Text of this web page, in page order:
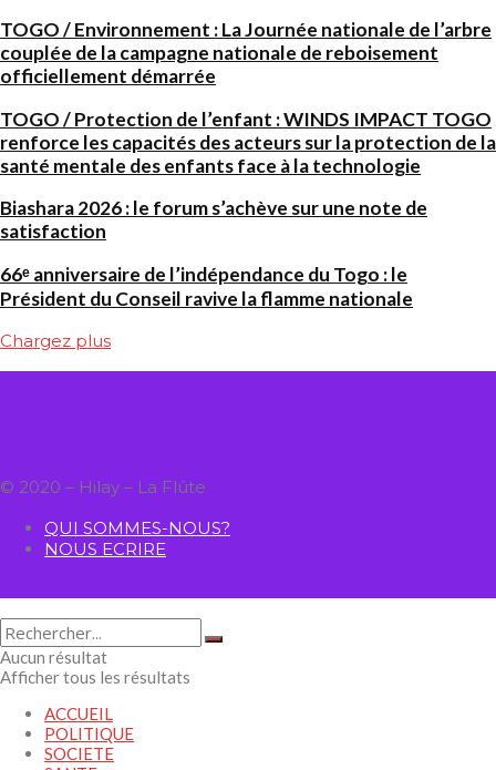
TOGO / Environnement : La Journée nationale de l’arbre
couplée de la campagne nationale de reboisement
officiellement démarrée
TOGO / Protection de l’enfant : WINDS IMPACT TOGO
renforce les capacités des acteurs sur la protection de la
santé mentale des enfants face à la technologie
Biashara 2026 : le forum s’achève sur une note de
satisfaction
66ᵉ anniversaire de l’indépendance du Togo : le
Président du Conseil ravive la flamme nationale
Chargez plus
© 2020 – Hilay – La Flûte
QUI SOMMES-NOUS?
NOUS ECRIRE
Aucun résultat
Afficher tous les résultats
ACCUEIL
POLITIQUE
SOCIETE